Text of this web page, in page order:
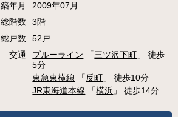
築年月
2009年07月
総階数
3階
総戸数
52戸
交通
ブルーライン 「三ツ沢下町 」 徒歩
5分
東急東横線 「 反町 」 徒歩10分
JR東海道本線 「横浜 」 徒歩14分